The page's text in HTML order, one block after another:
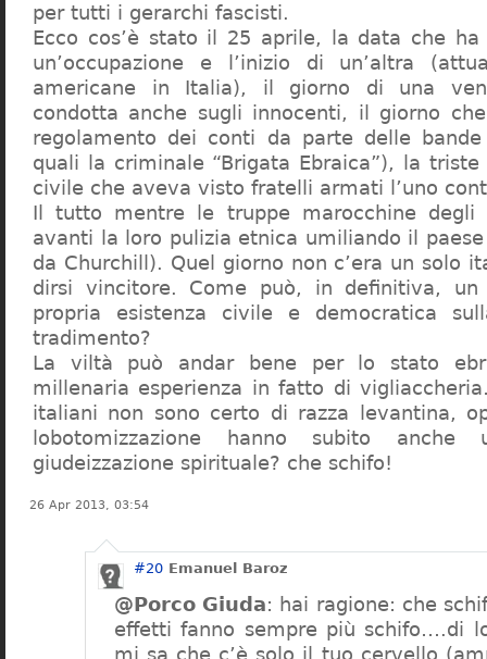
per tutti i gerarchi fascisti.
Ecco cos’è stato il 25 aprile, la data che
un’occupazione e l’inizio di un’altra
americane in Italia), il giorno di una
condotta anche sugli innocenti, il giorno
regolamento dei conti da parte delle
quali la criminale “Brigata Ebraica”), la
civile che aveva visto fratelli armati l’uno
Il tutto mentre le truppe marocchine degli
avanti la loro pulizia etnica umiliando il
da Churchill). Quel giorno non c’era un solo
dirsi vincitore. Come può, in definitiva, un
propria esistenza civile e democratica
tradimento?
La viltà può andar bene per lo stato
millenaria esperienza in fatto di
italiani non sono certo di razza levantina,
lobotomizzazione hanno subito
giudeizzazione spirituale? che schifo!
26 Apr 2013, 03:54
#20 Emanuel Baroz
@Porco Giuda: hai ragione: che
effetti fanno sempre più schifo….di
mi sa che c’è solo il tuo cervello